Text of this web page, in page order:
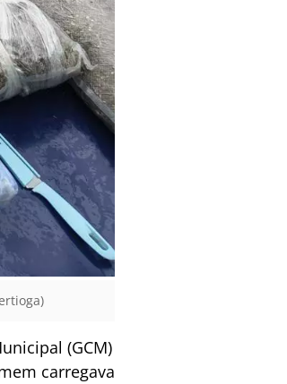
(GCM)
carregava